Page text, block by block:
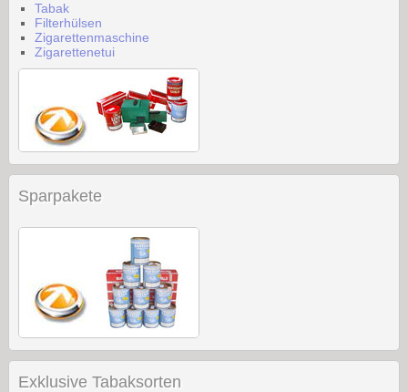
Tabak
Filterhülsen
Zigarettenmaschine
Zigarettenetui
Sparpakete
Exklusive Tabaksorten